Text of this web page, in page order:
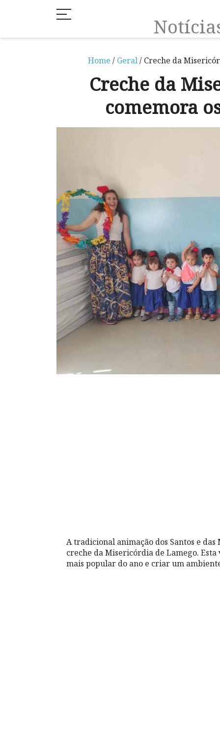
Home / Geral/ Creche da
Creche da
comemora
A tradicional animação dos Santos e
creche da Misericórdia de Lamego.
mais popular do ano e criar um